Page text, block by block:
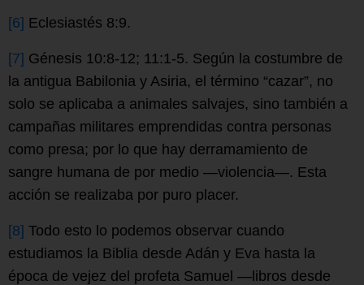
[6] Eclesiastés 8:9.
[7] Génesis 10:8-12; 11:1-5. Según la costumbre de
la antigua Babilonia y Asiria, el término “cazar”, no
solo se aplicaba a animales salvajes, sino también a
campañas militares emprendidas contra personas
como presa; por lo que hay derramamiento de
sangre humana de por medio —violencia—. Esta
acción se realizaba por puro placer.
[8] Todo esto lo podemos observar cuando
estudiamos la Biblia desde Adán y Eva hasta la
época de vejez del profeta Samuel —libros desde